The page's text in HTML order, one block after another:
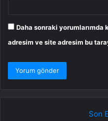
Daha sonraki yorumlarımda
adresim ve site adresim bu
Son